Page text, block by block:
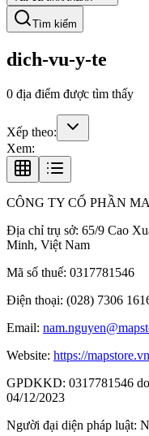
Tìm kiếm
dich-vu-y-te
0 địa điểm được tìm thấy
Xếp theo:
Xem:
CÔNG TY CỔ PHẦN
Địa chỉ trụ sở: 65/9 Cao
Minh, Việt Nam
Mã số thuế: 0317781546
Điện thoại: (028) 7306
Email:
Website: https://mapstore.vn
GPDKKD: 0317781546
04/12/2023
Người đại diện pháp luật: